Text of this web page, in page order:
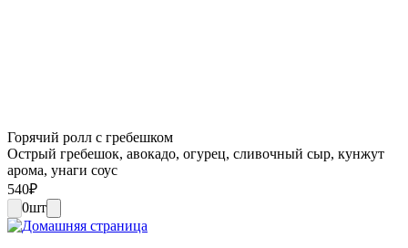
Горячий ролл с гребешком
Острый гребешок, авокадо, огурец, сливочный сыр, кунжут
арома, унаги соус
540₽
0шт